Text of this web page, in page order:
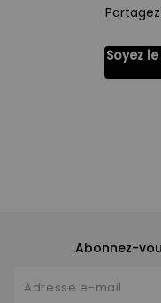
Soyez
Abonnez-